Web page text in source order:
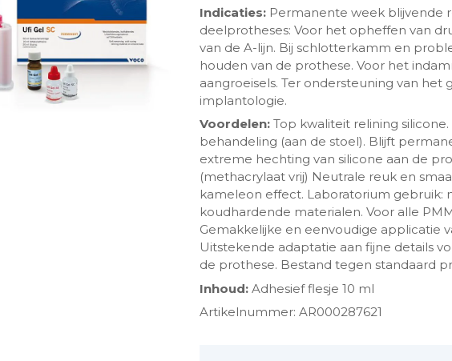
Indicaties: Permanente week blijvende
deelprotheses: Voor het opheffen van
van de A-lijn. Bij schlotterkamm en
houden van de prothese. Voor het
aangroeisels. Ter ondersteuning van het
implantologie.
Voordelen: Top kwaliteit relining
behandeling (aan de stoel). Blijft
extreme hechting van silicone aan de
(methacrylaat vrij) Neutrale reuk en
kameleon effect. Laboratorium gebruik:
koudhardende materialen. Voor alle
Gemakkelijke en eenvoudige applicatie
Uitstekende adaptatie aan fijne details
de prothese. Bestand tegen standaard
Inhoud: Adhesief flesje 10 ml
Artikelnummer: AR000287621